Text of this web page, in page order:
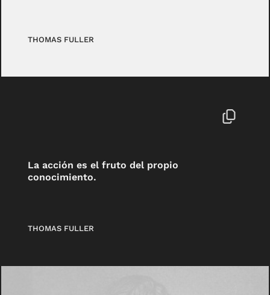
THOMAS FULLER
La acción es el fruto del propio
conocimiento.
THOMAS FULLER